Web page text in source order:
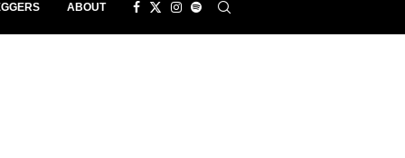
ABOUT